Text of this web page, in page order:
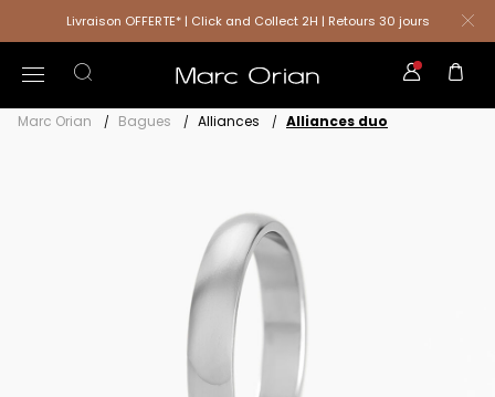
Livraison OFFERTE* | Click and Collect 2H | Retours 30 jours
Marc Orian Bagues Alliances Alliances duo